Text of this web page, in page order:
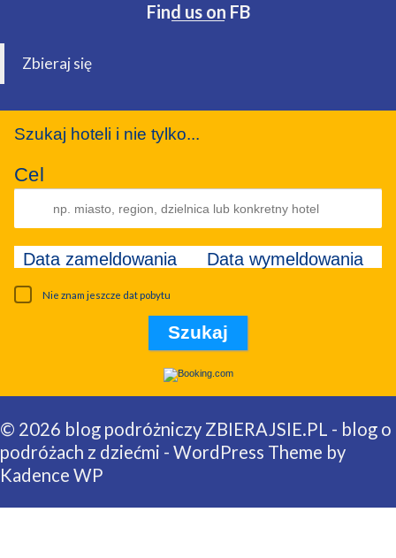
Find us on FB
Zbieraj się
Szukaj hoteli i nie tylko...
Cel
Data zameldowania Data wymeldowania
Nie znam jeszcze dat pobytu
© 2026 blog podróżniczy ZBIERAJSIE.PL - blog o
podróżach z dziećmi - WordPress Theme by
Kadence WP